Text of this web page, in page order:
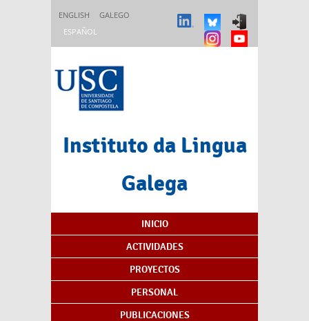
ENGLISH
GALEGO
ESPAÑOL
Instituto da Lingua
Galega
Índice de contenidos
INICIO
ACTIVIDADES
PROYECTOS
PERSONAL
PUBLICACIONES